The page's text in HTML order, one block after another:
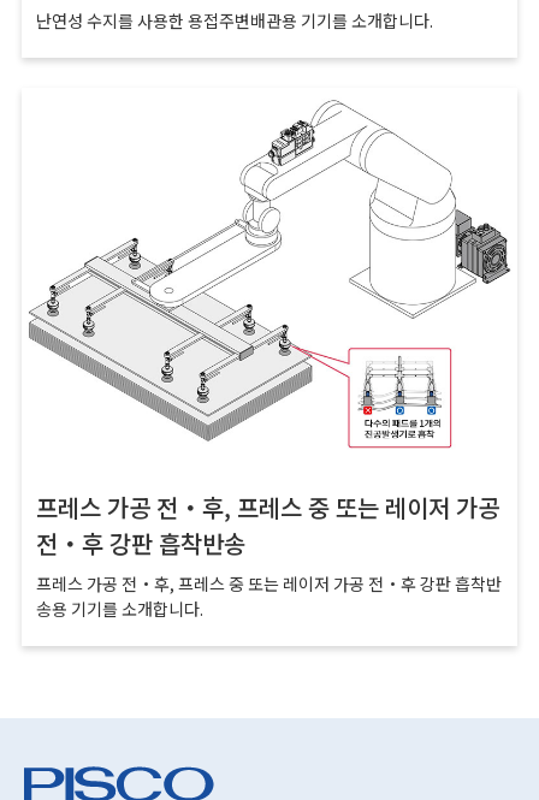
난연성 수지를 사용한 용접주변배관용 기기를 소개합니다.
프레스 가공 전・후, 프레스 중 또는 레이저 가공
전・후 강판 흡착반송
프레스 가공 전・후, 프레스 중 또는 레이저 가공 전・후 강판 흡착반
송용 기기를 소개합니다.